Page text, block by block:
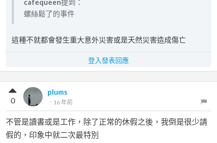
cafequeen提到：
螺絲鬆了的事件
這種不就都會發生重大意外災害或是天然災害造成傷亡
登入發表回應
plums
． 16 年前
0
不管是讀書或是工作，除了正常的休假之後，我倒是很少請
假的，印象中就二次最特別